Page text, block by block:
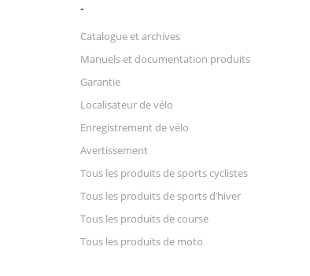
Catalogue et archives
Manuels et documentation produits
Garantie
Localisateur de vélo
Enregistrement de vélo
Avertissement
Tous les produits de sports cyclistes
Tous les produits de sports d’hiver
Tous les produits de course
Tous les produits de moto